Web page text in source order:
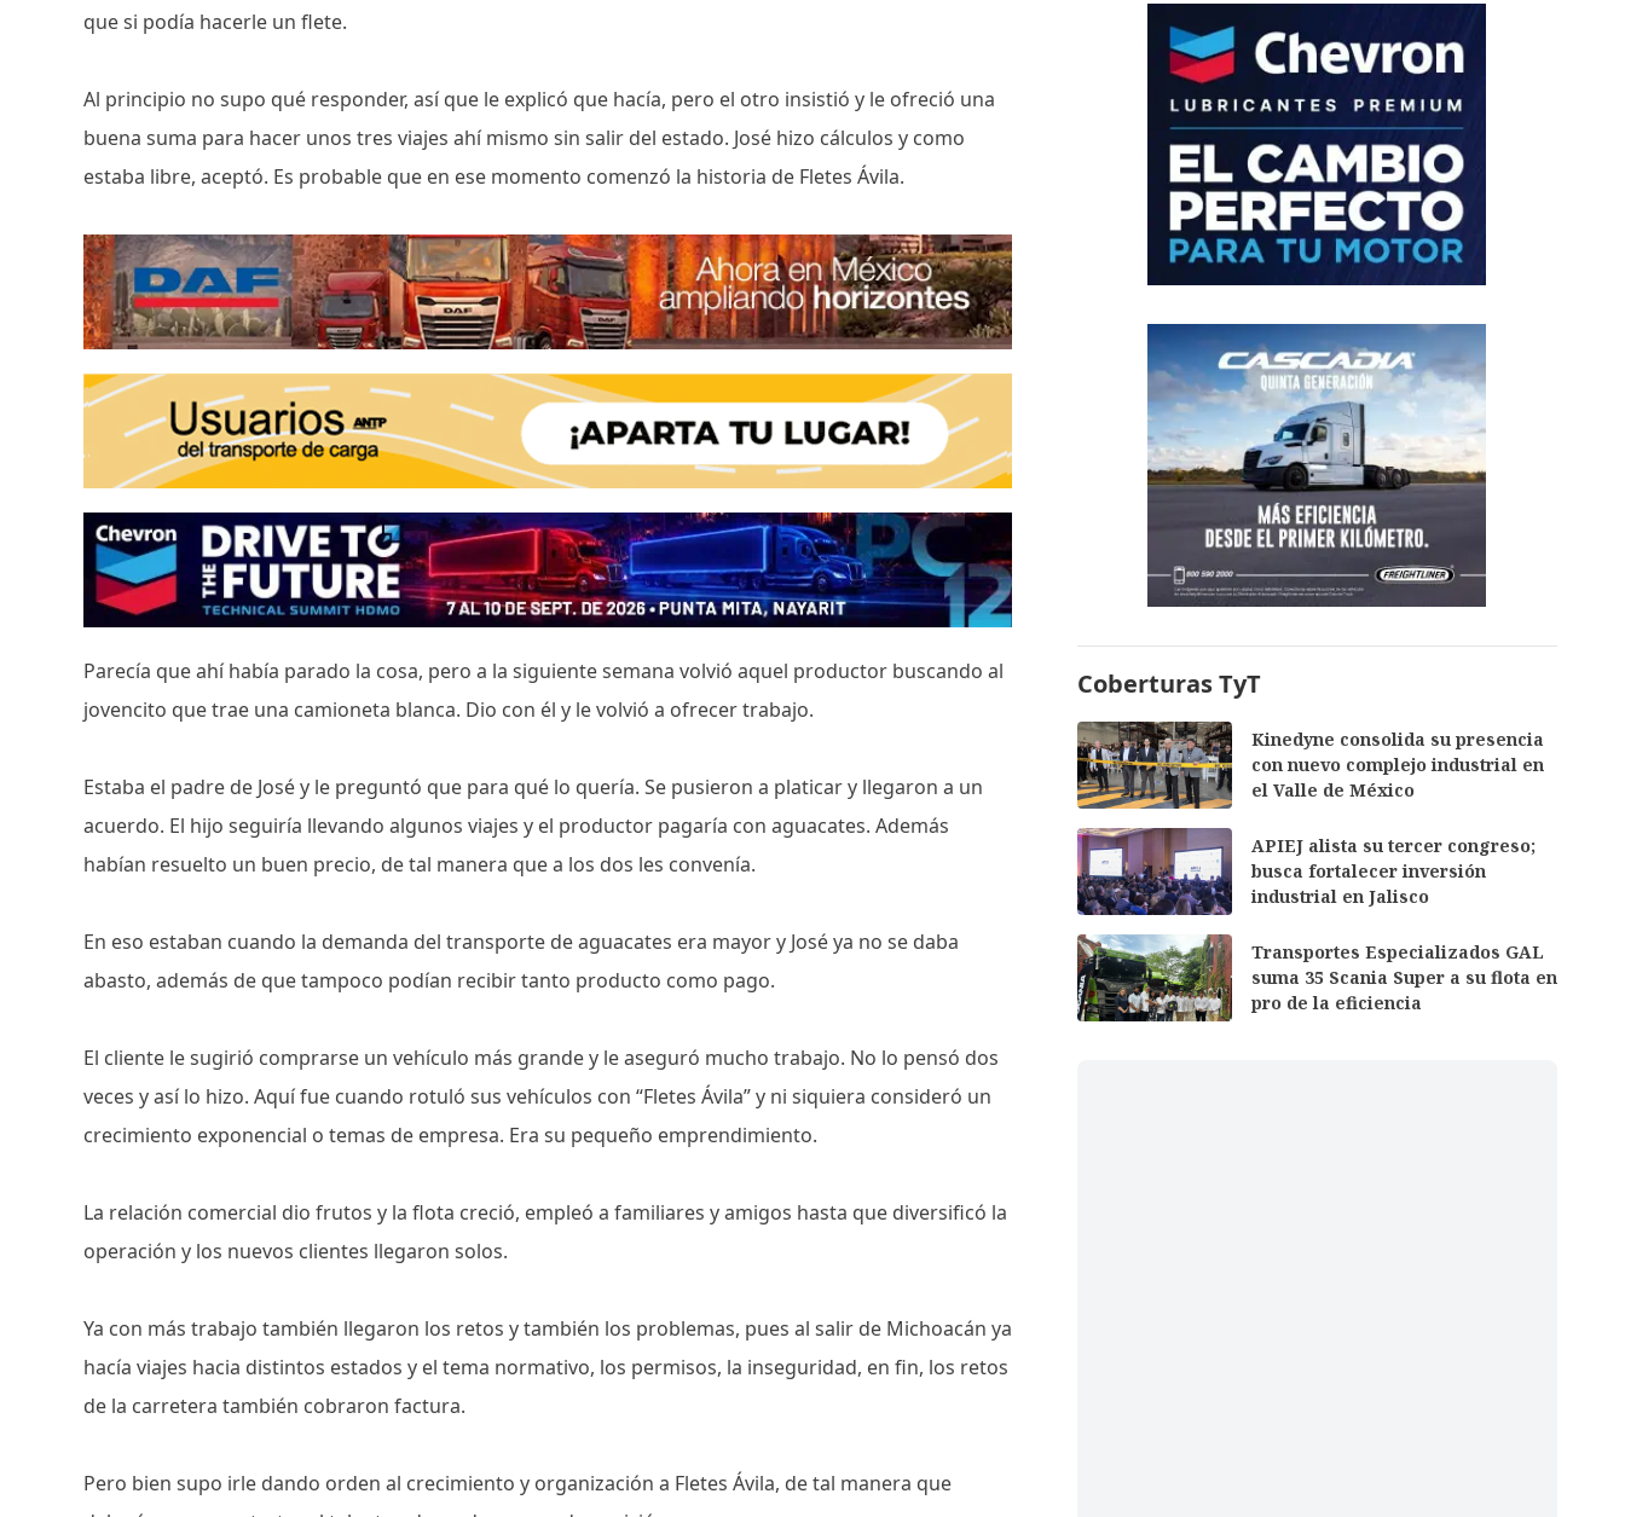
que si podía hacerle un flete.
Al principio no supo qué responder, así que le explicó que hacía, pero el otro insistió y le ofreció una
buena suma para hacer unos tres viajes ahí mismo sin salir del estado. José hizo cálculos y como
estaba libre, aceptó. Es probable que en ese momento comenzó la historia de Fletes Ávila.
Parecía que ahí había parado la cosa, pero a la siguiente semana volvió aquel productor buscando al
jovencito que trae una camioneta blanca. Dio con él y le volvió a ofrecer trabajo.
Estaba el padre de José y le preguntó que para qué lo quería. Se pusieron a platicar y llegaron a un
acuerdo. El hijo seguiría llevando algunos viajes y el productor pagaría con aguacates. Además
habían resuelto un buen precio, de tal manera que a los dos les convenía.
En eso estaban cuando la demanda del transporte de aguacates era mayor y José ya no se daba
abasto, además de que tampoco podían recibir tanto producto como pago.
El cliente le sugirió comprarse un vehículo más grande y le aseguró mucho trabajo. No lo pensó dos
veces y así lo hizo. Aquí fue cuando rotuló sus vehículos con “Fletes Ávila” y ni siquiera consideró un
crecimiento exponencial o temas de empresa. Era su pequeño emprendimiento.
La relación comercial dio frutos y la flota creció, empleó a familiares y amigos hasta que diversificó la
operación y los nuevos clientes llegaron solos.
Ya con más trabajo también llegaron los retos y también los problemas, pues al salir de Michoacán ya
hacía viajes hacia distintos estados y el tema normativo, los permisos, la inseguridad, en fin, los retos
de la carretera también cobraron factura.
Pero bien supo irle dando orden al crecimiento y organización a Fletes Ávila, de tal manera que
Coberturas TyT
Kinedyne consolida su presencia
con nuevo complejo industrial en
el Valle de México
APIEJ alista su tercer congreso;
busca fortalecer inversión
industrial en Jalisco
Transportes Especializados GAL
suma 35 Scania Super a su flota en
pro de la eficiencia